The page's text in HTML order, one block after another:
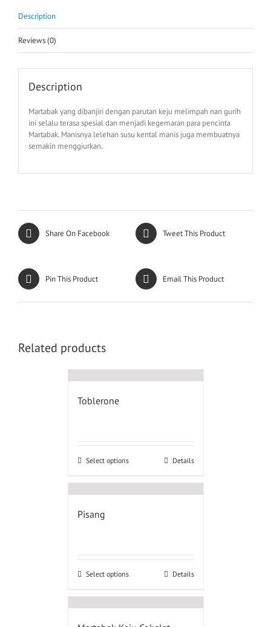
Description
Reviews (0)
Description
Martabak yang dibanjiri dengan parutan keju melimpah nan gurih
ini selalu terasa spesial dan menjadi kegemaran para pencinta
Martabak. Manisnya lelehan susu kental manis juga membuatnya
semakin menggiurkan.
Share On Facebook Tweet This Product
Pin This Product Email This Product
Related products
Toblerone
Select options Details
Pisang
Select options Details